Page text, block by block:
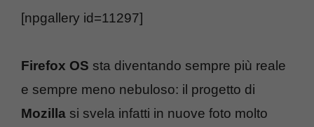
[npgallery id=11297]
Firefox OS sta diventando sempre più reale
e sempre meno nebuloso: il progetto di
Mozilla si svela infatti in nuove foto molto